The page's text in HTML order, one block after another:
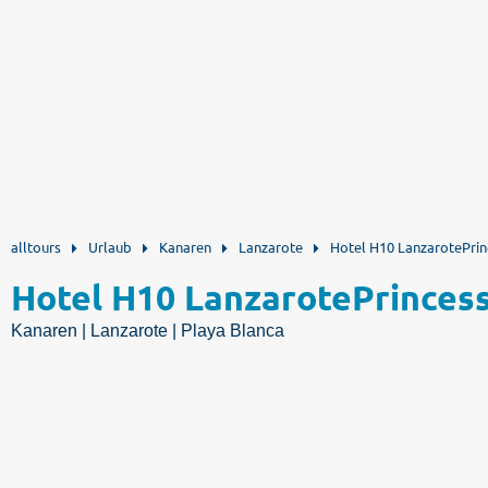
alltours Urlaub Kanaren Lanzarote Hotel H10
Hotel H10
Kanaren | Lanzarote | Playa Blanca